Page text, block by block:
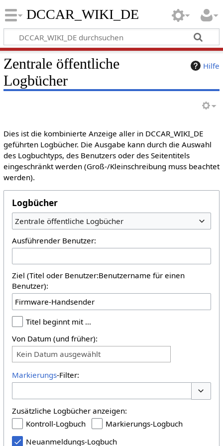
DCCAR_WIKI_DE
Hilfe
Zentrale öffentliche
Logbücher
Dies ist die kombinierte Anzeige aller in DCCAR_WIKI_DE
geführten Logbücher. Die Ausgabe kann durch die Auswahl
des Logbuchtyps, des Benutzers oder des Seitentitels
eingeschränkt werden (Groß-/Kleinschreibung muss beachtet
werden).
Logbücher
Zentrale öffentliche Logbücher
Ausführender Benutzer:
Ziel (Titel oder Benutzer:Benutzername für einen
Benutzer):
Titel beginnt mit …
Von Datum (und früher):
Kein Datum ausgewählt
Markierungs-Filter:
Zusätzliche Logbücher anzeigen:
Kontroll-Logbuch
Markierungs-Logbuch
Neuanmeldungs-Logbuch